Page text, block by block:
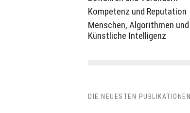
Kompetenz und Reputation
Menschen, Algorithmen und
Künstliche Intelligenz
DIE NEUESTEN PUBLIKATIONEN